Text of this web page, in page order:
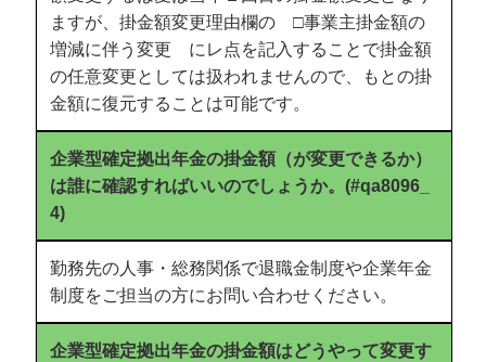
ますが、掛金額変更理由欄の □事業主掛金額の
増減に伴う変更 にレ点を記入することで掛金額
の任意変更としては扱われませんので、もとの掛
金額に復元することは可能です。
企業型確定拠出年金の掛金額（が変更できるか）
は誰に確認すればいいのでしょうか。(#qa8096_
4)
勤務先の人事・総務関係で退職金制度や企業年金
制度をご担当の方にお問い合わせください。
企業型確定拠出年金の掛金額はどうやって変更す